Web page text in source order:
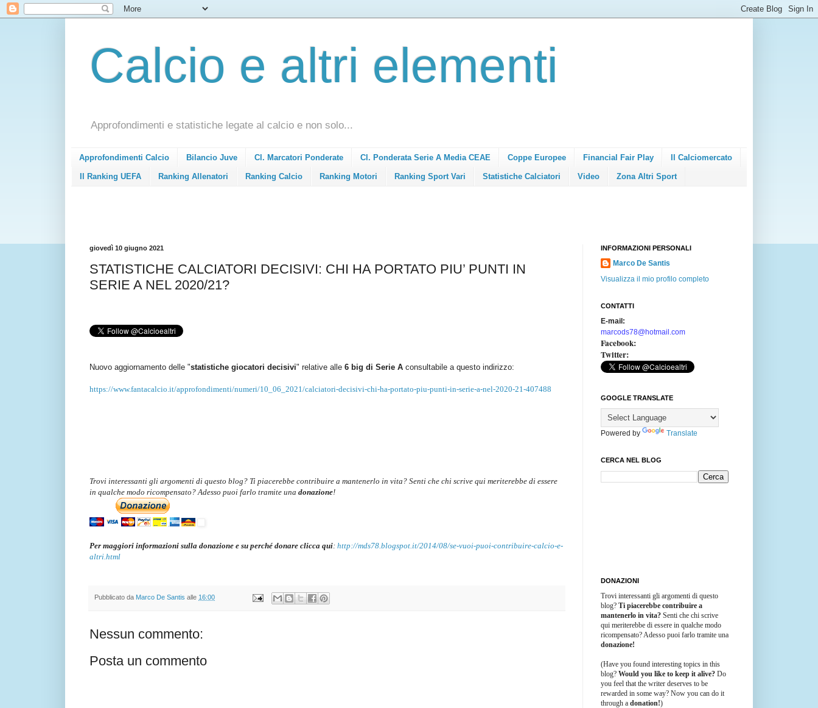
Calcio e altri elementi
Approfondimenti e statistiche legate al calcio e non solo...
Approfondimenti Calcio Bilancio Juve Cl. Marcatori Ponderate Cl. Ponderata Serie A Media CEAE Coppe Europee Financial Fair Play Il Calciomercato
Il Ranking UEFA Ranking Allenatori Ranking Calcio Ranking Motori Ranking Sport Vari Statistiche Calciatori Video Zona Altri Sport
giovedì 10 giugno 2021
STATISTICHE CALCIATORI DECISIVI: CHI HA PORTATO PIU’ PUNTI IN
SERIE A NEL 2020/21?
Nuovo aggiornamento delle "statistiche giocatori decisivi" relative alle 6 big di Serie A consultabile a questo indirizzo:
https://www.fantacalcio.it/approfondimenti/numeri/10_06_2021/calciatori-decisivi-chi-ha-portato-piu-punti-in-serie-a-nel-2020-21-407488
Trovi interessanti gli argomenti di questo blog? Ti piacerebbe contribuire a mantenerlo in vita? Senti che chi scrive qui meriterebbe di essere
in qualche modo ricompensato? Adesso puoi farlo tramite una donazione!
Per maggiori informazioni sulla donazione e su perché donare clicca qui: http://mds78.blogspot.it/2014/08/se-vuoi-puoi-contribuire-calcio-e-
altri.html
Pubblicato da Marco De Santis alle 16:00
Nessun commento:
Posta un commento
INFORMAZIONI PERSONALI
Marco De Santis
Visualizza il mio profilo completo
CONTATTI
E-mail:
marcods78@hotmail.com
Facebook:
Twitter:
GOOGLE TRANSLATE
Powered by Translate
CERCA NEL BLOG
DONAZIONI
Trovi interessanti gli argomenti di questo
blog? Ti piacerebbe contribuire a
mantenerlo in vita? Senti che chi scrive
qui meriterebbe di essere in qualche modo
ricompensato? Adesso puoi farlo tramite una
donazione!
(Have you found interesting topics in this
blog? Would you like to keep it alive? Do
you feel that the writer deserves to be
rewarded in some way? Now you can do it
through a donation!)